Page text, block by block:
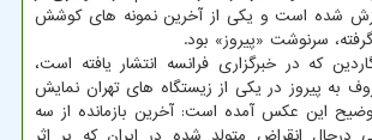
ارزش شده است و یکی از آخرین نمونه های کوشش
سرنوشت «پیروز» بود.
که در خبرگزاری فرانسه انتشار یافته است،
به پیروز در یکی از زیستگاه های تهران نمایش
این عکس آمده است: آخرین بازمانده از سه